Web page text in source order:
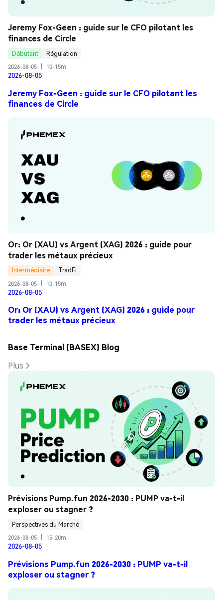
Jeremy Fox-Geen : guide sur le CFO pilotant les
finances de Circle
Débutant
Régulation
2026-08-05
10-15m
2026-08-05
Jeremy Fox-Geen : guide sur le CFO pilotant les
finances de Circle
Or: Or (XAU) vs Argent (XAG) 2026 : guide pour
trader les métaux précieux
Intermédiaire
TradFi
2026-08-05
10-15m
2026-08-05
Or: Or (XAU) vs Argent (XAG) 2026 : guide pour
trader les métaux précieux
Base Terminal (BASEX) Blog
Plus
Prévisions Pump.fun 2026-2030 : PUMP va-t-il
exploser ou stagner ?
Perspectives du Marché
2026-08-05
15-20m
2026-08-05
Prévisions Pump.fun 2026-2030 : PUMP va-t-il
exploser ou stagner ?